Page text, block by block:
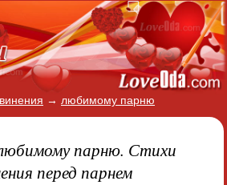
→ любимому парню
парню. Стихи
перед парнем